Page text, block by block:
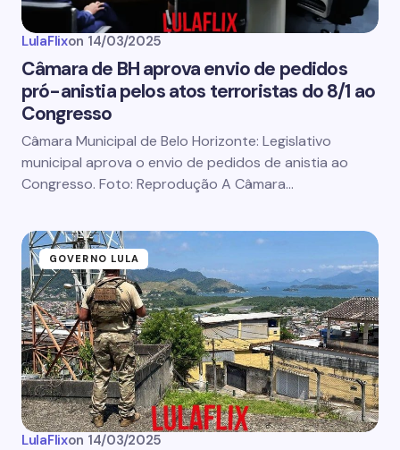
LulaFlixon 14/03/2025
Câmara de BH aprova envio de pedidos
pró-anistia pelos atos terroristas do 8/1 ao
Congresso
Câmara Municipal de Belo Horizonte: Legislativo
municipal aprova o envio de pedidos de anistia ao
Congresso. Foto: Reprodução A Câmara…
GOVERNO LULA
LulaFlixon 14/03/2025